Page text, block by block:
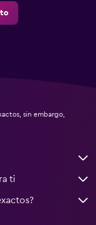
sin embargo,
ti